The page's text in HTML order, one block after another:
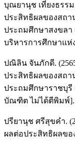
บุณยานุช เที่ยงธรรม
ประสิทธิผลของสถ
ประถมศึกษาสงขลา
บริหารการศึกษาแห่ง
ปณิลิน จันภักดี.
ประสิทธิผลของสถา
ประถมศึกษาราชบุรี
บัณฑิต ไม่ได้ตีพิมพ์].
ปรียานุช ศรีสุขคำ.
ผลต่อประสิทธิผลขอ